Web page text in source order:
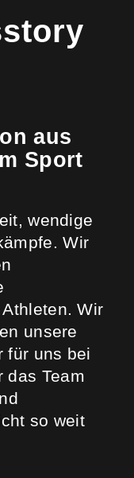
aus
Sport
wendige
Wir
Wir
unsere
für uns bei
das Team
so weit